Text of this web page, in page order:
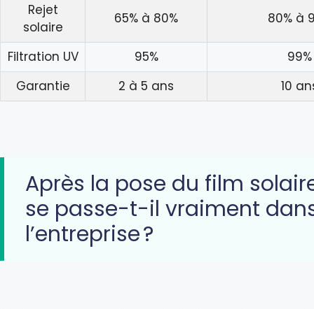
Rejet
solaire
65% à 80% 80% à
Filtration UV 95%
99%
Garantie
2 à 5 ans 10
Après la pose du film
se passe-t-il vraiment
l’entreprise ?